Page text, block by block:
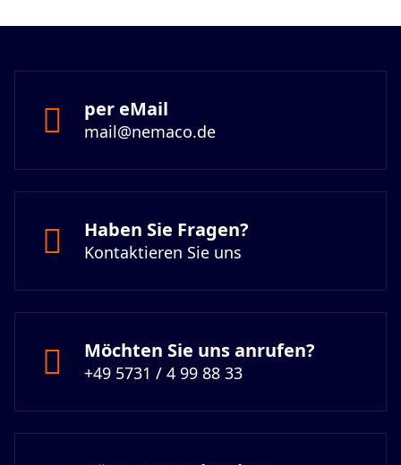
per eMail
mail@nemaco.de
Haben Sie Fragen?
Kontaktieren Sie uns
Möchten Sie uns anrufen?
+49 5731 / 4 99 88 33